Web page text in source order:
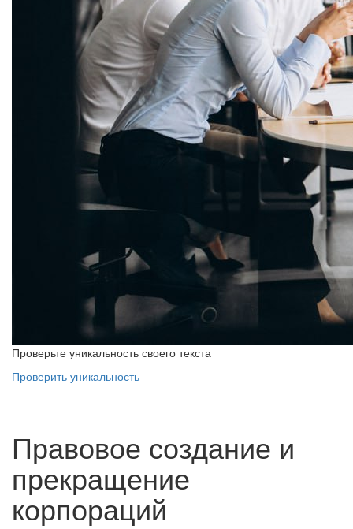
Проверьте уникальность своего текста
Проверить уникальность
Правовое создание и
прекращение
корпораций